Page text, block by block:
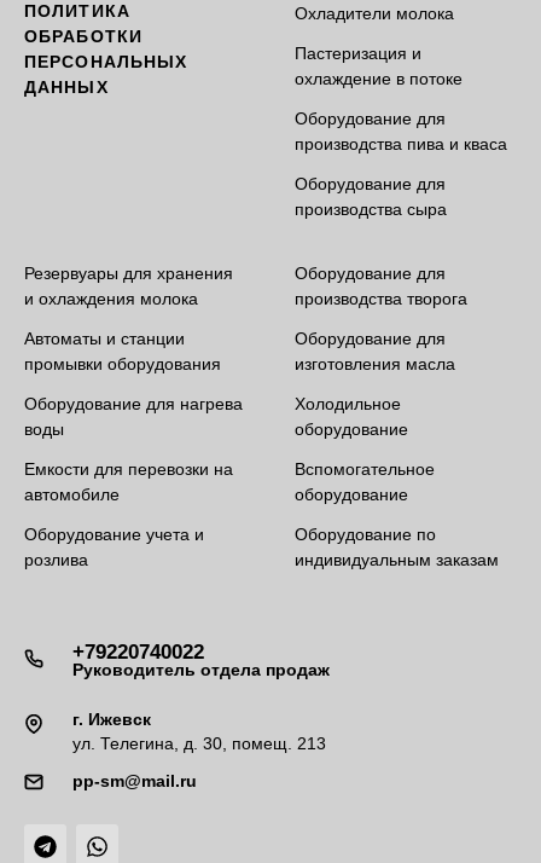
ПОЛИТИКА
ОБРАБОТКИ
ПЕРСОНАЛЬНЫХ
ДАННЫХ
Охладители молока
Пастеризация и
охлаждение в потоке
Оборудование для
производства пива и кваса
Оборудование для
производства сыра
Резервуары для хранения
и охлаждения молока
Автоматы и станции
промывки оборудования
Оборудование для нагрева
воды
Емкости для перевозки на
автомобиле
Оборудование учета и
розлива
Оборудование для
производства творога
Оборудование для
изготовления масла
Холодильное
оборудование
Вспомогательное
оборудование
Оборудование по
индивидуальным заказам
+79220740022
Руководитель отдела продаж
г. Ижевск
ул. Телегина, д. 30, помещ. 213
pp-sm@mail.ru